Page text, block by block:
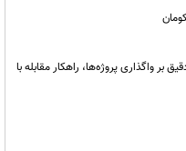
بر واگذاری پروژه‌ها، راهکار مقابله با